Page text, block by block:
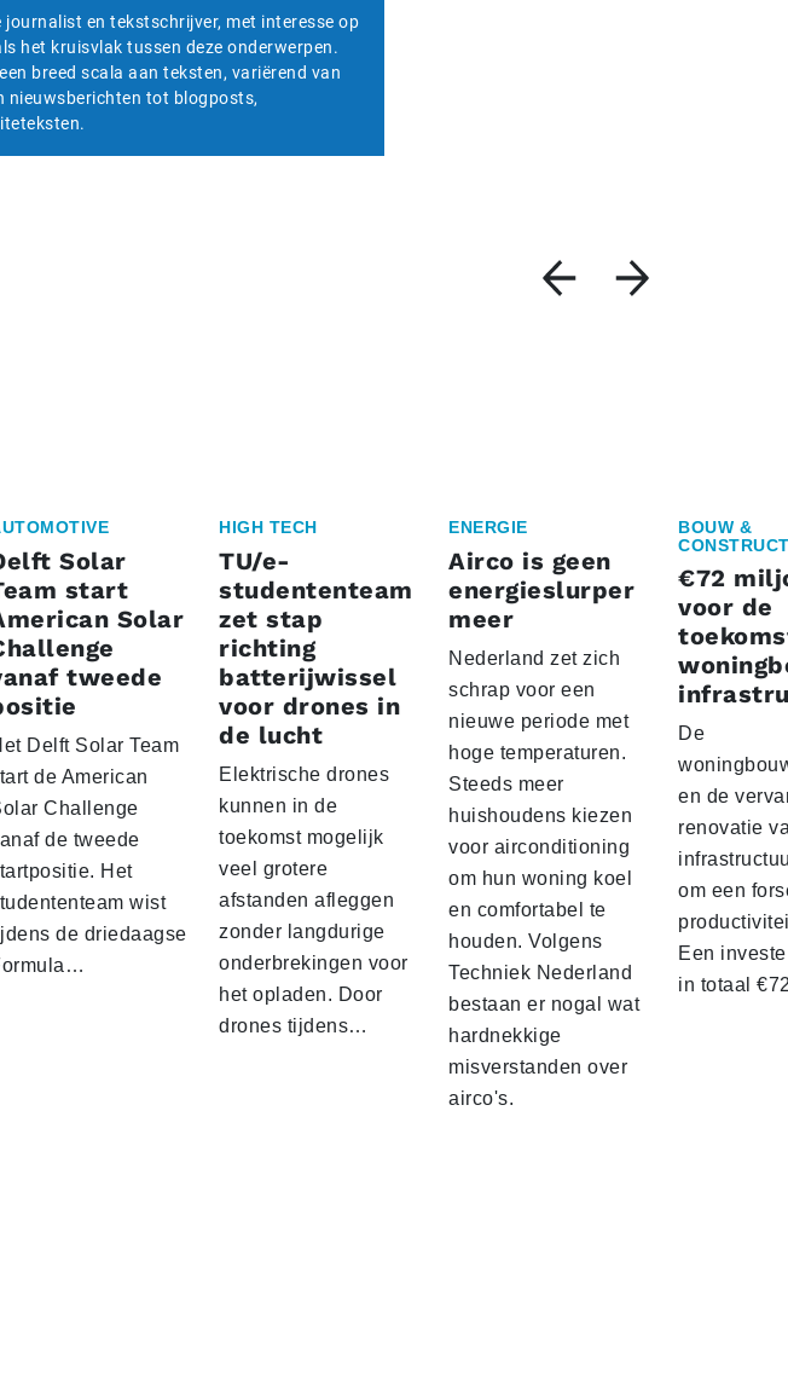
en tekstschrijver, met interesse op
het kruisvlak tussen deze onderwerpen.
breed scala aan teksten, variërend van
nieuwsberichten tot blogposts,
Solar
start
Solar
tweede
Delft Solar Team
de American
Challenge
de tweede
Het
wist
de driedaagse
HIGH TECH
TU/e-
studententeam
zet stap
richting
batterijwissel
voor drones in
de lucht
Elektrische drones
kunnen in de
toekomst mogelijk
veel grotere
afstanden afleggen
zonder langdurige
onderbrekingen voor
het opladen. Door
drones tijdens…
ENERGIE
Airco is geen
energieslurper
meer
Nederland zet zich
schrap voor een
nieuwe periode met
hoge temperaturen.
Steeds meer
huishoudens kiezen
voor airconditioning
om hun woning koel
en comfortabel te
houden. Volgens
Techniek Nederland
bestaan er nogal wat
hardnekkige
misverstanden over
airco's.
BOUW &
€72
voor de
De
en de
renovatie
om een
Een
in totaal